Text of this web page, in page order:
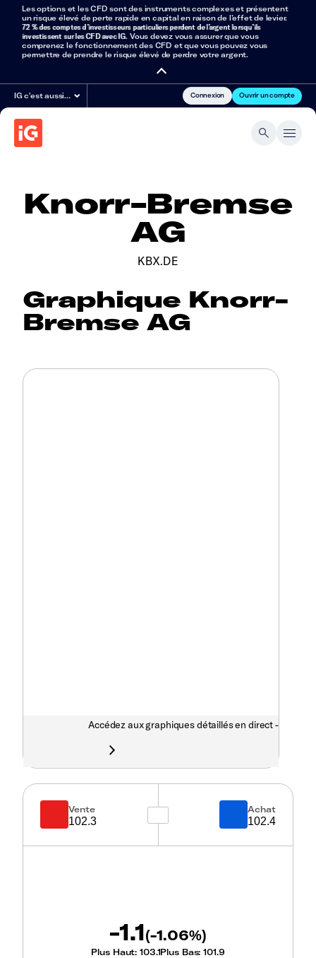
Les options et les CFD sont des instruments complexes et présentent
un risque élevé de perte rapide en capital en raison de l’effet de levier.
72 % des comptes d’investisseurs particuliers perdent de l’argent lorsqu’ils
investissent sur les CFD avec IG. Vous devez vous assurer que vous
comprenez le fonctionnement des CFD et que vous pouvez vous
permettre de prendre le risque élevé de perdre votre argent.
IG c'est aussi… Connexion Ouvrir un compte
Knorr-Bremse
AG
KBX.DE
Graphique Knorr-
Bremse AG
Accédez aux graphiques détaillés en direct -
Vente
102.3
Achat
102.4
-1.1(-1.06%)
Plus Haut:103.1Plus Bas:101.9